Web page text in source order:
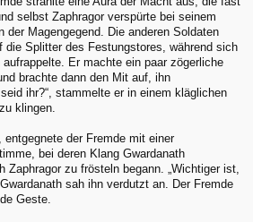
selbst Zaphragor verspürte bei seinem
der Magengegend. Die anderen Soldaten
die Splitter des Festungstores, während sich
aufrappelte. Er machte ein paar zögerliche
brachte dann den Mit auf, ihn
ihr?“, stammelte er in einem kläglichen
klingen.
entgegnete der Fremde mit einer
bei deren Klang Gwardanath
Zaphragor zu frösteln begann. „Wichtiger ist,
sah ihn verdutzt an. Der Fremde
Geste.